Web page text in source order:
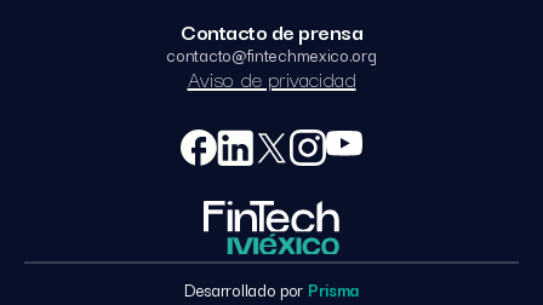
Contacto de prensa
contacto@fintechmexico.org
Aviso de privacidad
Desarrollado por Prisma